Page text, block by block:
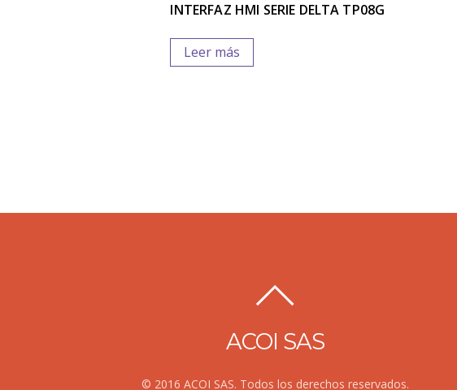
INTERFAZ HMI SERIE DELTA TP08G
Leer más
ACOI SAS
© 2016 ACOI SAS. Todos los derechos reservados.